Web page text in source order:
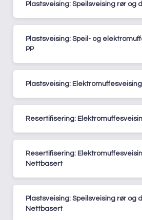
Plastsveising: Speilsveising rør og
Plastsveising: Speil- og
PP
Plastsveising: Elektromuffesveising
Resertifisering:
Resertifisering:
Nettbasert
Plastsveising: Speilsveising rør og
Nettbasert